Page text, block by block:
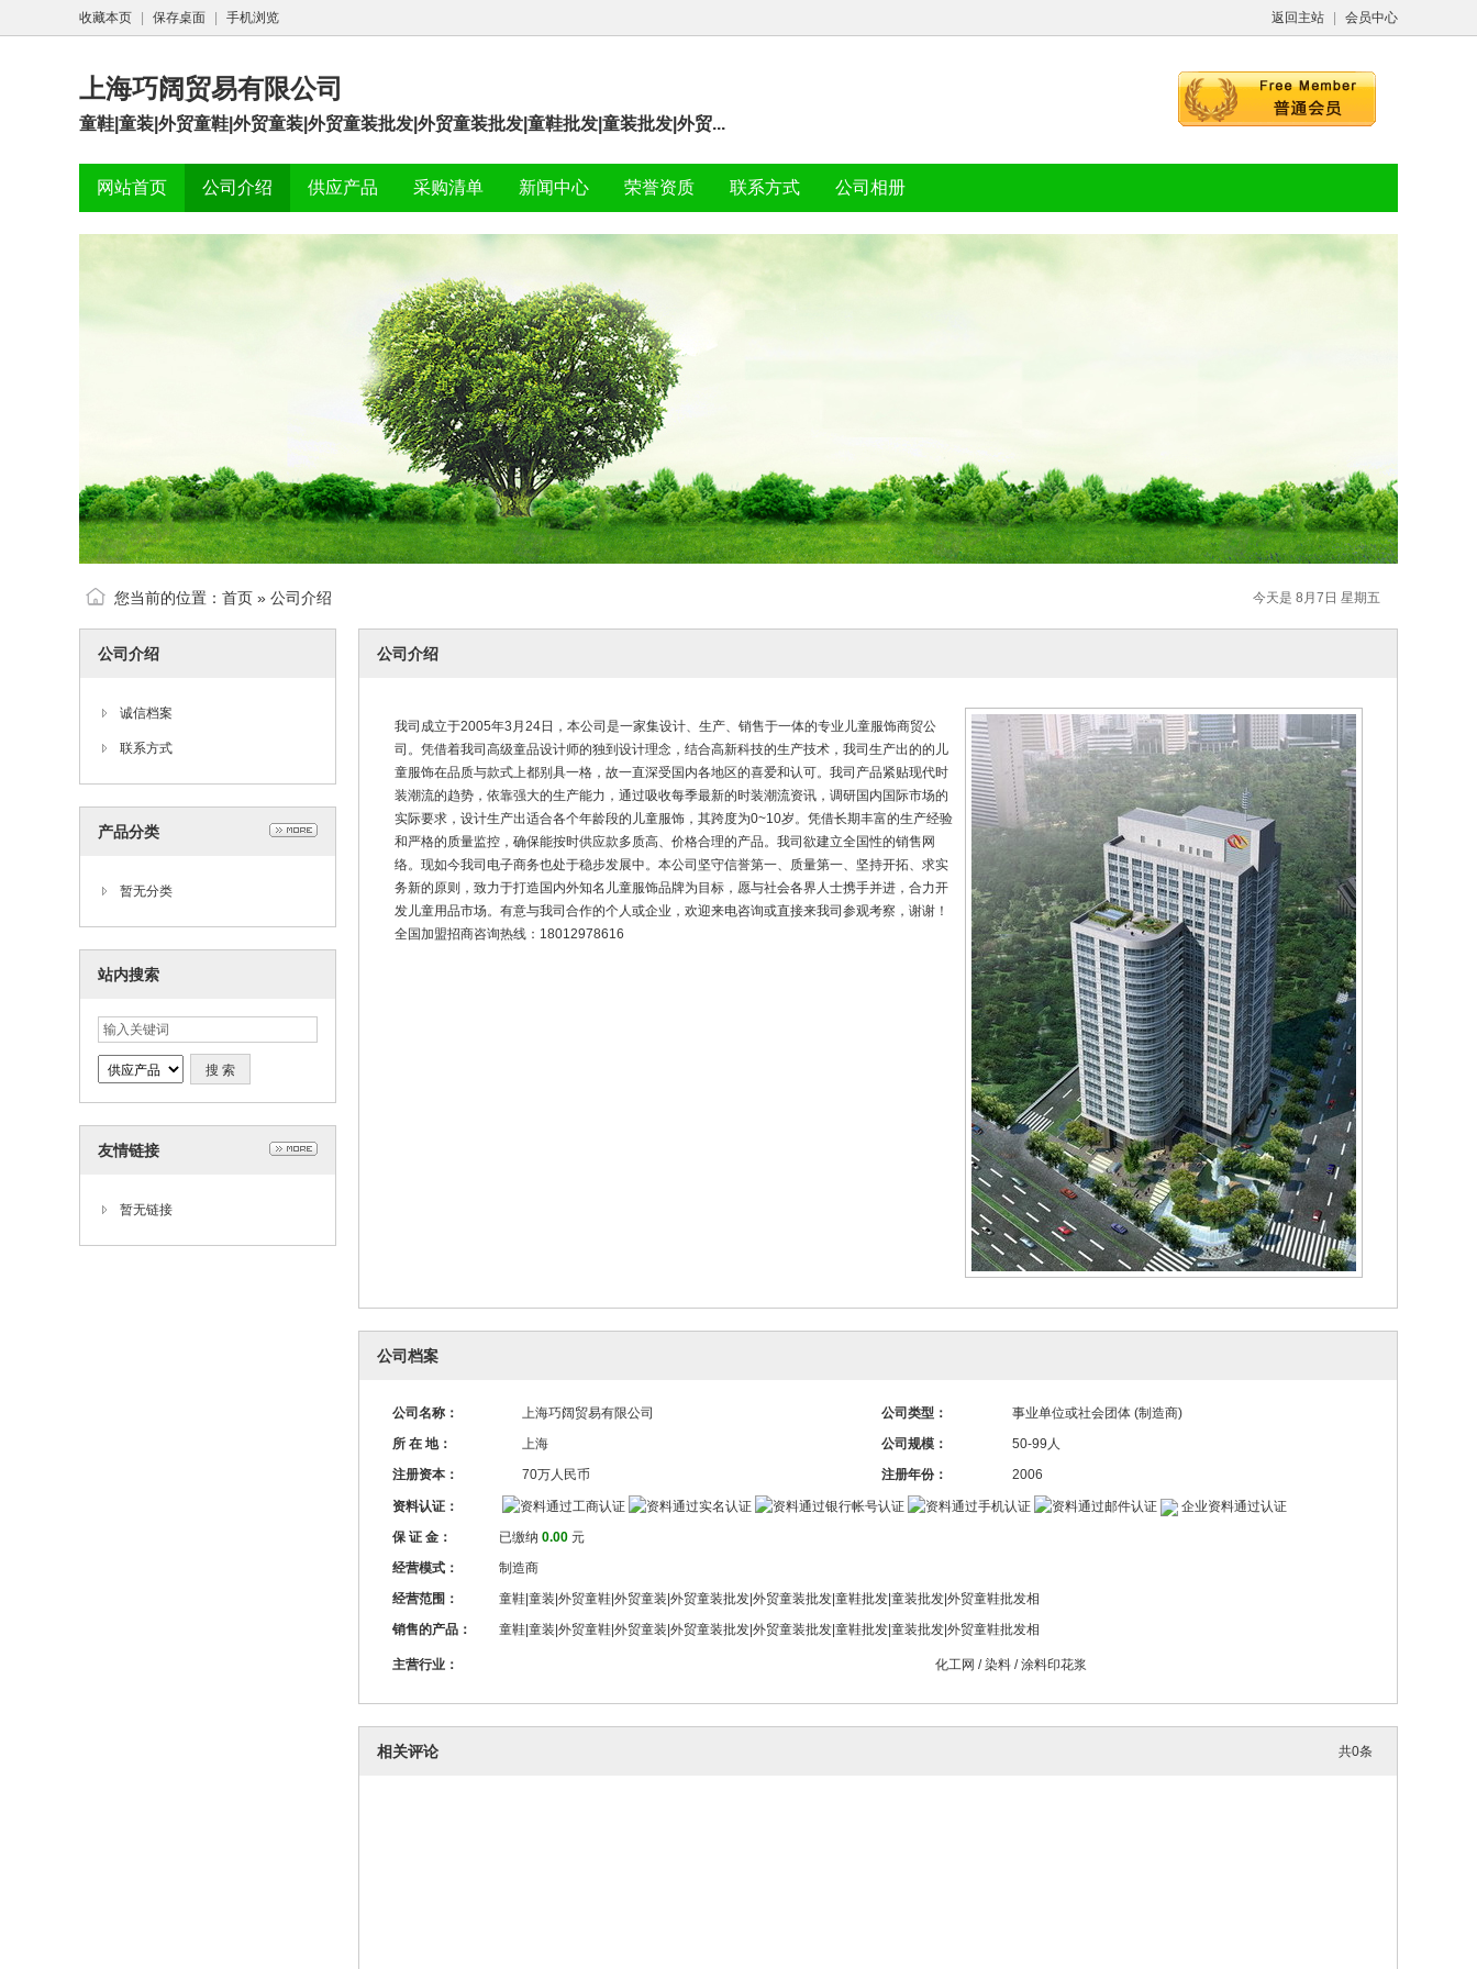
返回主站 会员中心
收藏本页 保存桌面 手机浏览
上海巧阔贸易有限公司
童鞋|童装|外贸童鞋|外贸童装|外贸童装批发|外贸童装批发|童鞋批发|童装批发|外贸...
网站首页 公司介绍 供应产品 采购清单 新闻中心 荣誉资质 联系方式 公司相册
今天是 8月7日 星期五
您当前的位置： 首页 » 公司介绍
公司介绍
诚信档案
联系方式
产品分类
暂无分类
站内搜索
友情链接
暂无链接
公司介绍
我司成立于2005年3月24日，本公司是一家集设计、生产、销售于一体的专业儿童服饰商贸公
司。凭借着我司高级童品设计师的独到设计理念，结合高新科技的生产技术，我司生产出的的儿
童服饰在品质与款式上都别具一格，故一直深受国内各地区的喜爱和认可。我司产品紧贴现代时
装潮流的趋势，依靠强大的生产能力，通过吸收每季最新的时装潮流资讯，调研国内国际市场的
实际要求，设计生产出适合各个年龄段的儿童服饰，其跨度为0~10岁。凭借长期丰富的生产经验
和严格的质量监控，确保能按时供应款多质高、价格合理的产品。我司欲建立全国性的销售网
络。现如今我司电子商务也处于稳步发展中。本公司坚守信誉第一、质量第一、坚持开拓、求实
务新的原则，致力于打造国内外知名儿童服饰品牌为目标，愿与社会各界人士携手并进，合力开
发儿童用品市场。有意与我司合作的个人或企业，欢迎来电咨询或直接来我司参观考察，谢谢！
全国加盟招商咨询热线：18012978616
公司档案
公司名称： 上海巧阔贸易有限公司 公司类型：
事业单位或社会团体 (制造商)
所 在 地：
上海 公司规模：
50-99人
注册资本：
70万人民币 注册年份： 2006
资料认证：
企业资料通过认证
保 证 金：
已缴纳 0.00元
经营模式：
制造商
经营范围：
童鞋|童装|外贸童鞋|外贸童装|外贸童装批发|外贸童装批发|童鞋批发|童装批发|外贸童鞋批发相
销售的产品：
童鞋|童装|外贸童鞋|外贸童装|外贸童装批发|外贸童装批发|童鞋批发|童装批发|外贸童鞋批发相
主营行业： 化工网 /染料/涂料印花浆
共0条
相关评论